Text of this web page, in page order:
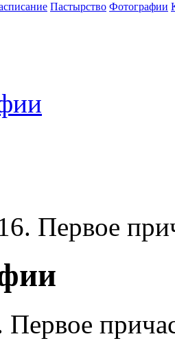
Пастырство Фотографии
Первое